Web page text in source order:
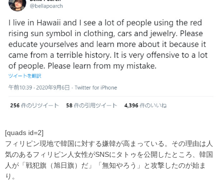
[quads id=2]
フィリピン現地で韓国に対する嫌韓が高まっている。その理由は人
気のあるフィリピン人女性がSNSにタトゥを公開したところ、韓国
人が「戦犯旗（旭日旗）だ」「無知やろう」と攻撃したのが始ま
り。